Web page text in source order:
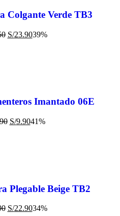
Colgante Verde TB3
S/23.9039%
Imantado 06E
S/9.9041%
Plegable Beige TB2
S/22.9034%